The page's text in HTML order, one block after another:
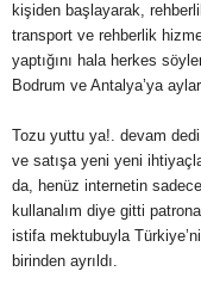
kişiden başlayarak,
transport ve rehberlik
yaptığını hala herkes
Bodrum ve Antalya’ya
Tozu yuttu ya!. devam
ve satışa yeni yeni
da, henüz internetin
kullanalım diye gitti
istifa mektubuyla
birinden ayrıldı.